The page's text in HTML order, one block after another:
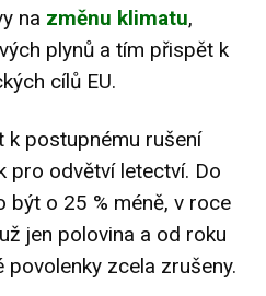
na změnu klimatu,
plynů a tím přispět k
cílů EU.
k postupnému rušení
pro odvětví letectví. Do
být o 25 % méně, v roce
jen polovina a od roku
zcela zrušeny.